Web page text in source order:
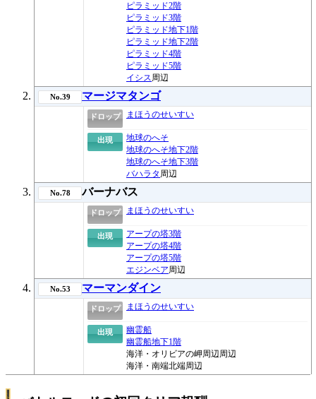
ピラミッド2階
ピラミッド3階
ピラミッド地下1階
ピラミッド地下2階
ピラミッド4階
ピラミッド5階
イシス周辺
No.39 マージマタンゴ
ドロップ まほうのせいすい
出現
地球のへそ
地球のへそ地下2階
地球のへそ地下3階
バハラタ 周辺
No.78 バーナバス
ドロップ まほうのせいすい
出現
アープの塔3階
アープの塔4階
アープの塔5階
エジンベア周辺
No.53 マーマンダイン
ドロップ まほうのせいすい
出現
幽霊船
幽霊船地下1階
海洋・オリビアの岬周辺周辺
海洋・南端北端周辺